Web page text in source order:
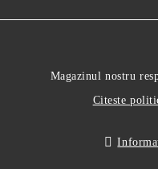
Magazinul nostru
Citeste